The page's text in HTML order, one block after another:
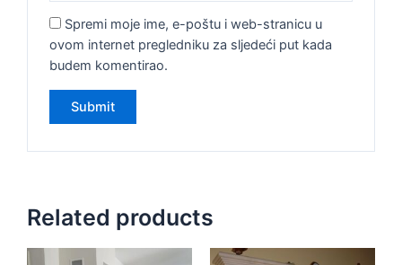
Spremi moje ime, e-poštu i web-stranicu u
ovom internet pregledniku za sljedeći put kada
budem komentirao.
Related products